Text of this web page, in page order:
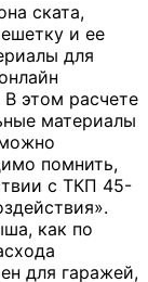
ската,
и ее
для
этом расчете
материалы
помнить,
с ТКП 45-
как по
для гаражей,